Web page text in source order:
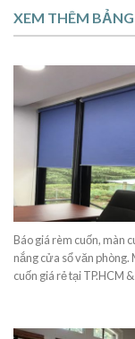
XEM THÊM
Báo giá rèm cuốn, màn
nắng cửa sổ văn phòng.
cuốn giá rẻ tại TP.HCM